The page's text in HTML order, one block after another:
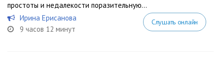
простоты и недалекости поразительную...
Ирина Ерисанова
9 часов 12 минут
Слушать онлайн